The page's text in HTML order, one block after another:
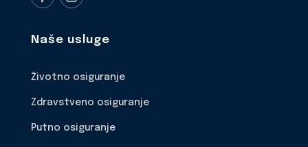
Naše usluge
Životno osiguranje
Zdravstveno osiguranje
Putno osiguranje